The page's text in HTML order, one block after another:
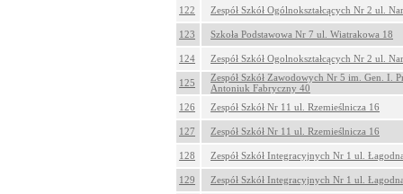
122 Zespół Szkół Ogólnokształcących Nr 2 ul.
123 Szkoła Podstawowa Nr 7 ul. Wiatrakowa 18
124 Zespół Szkół Ogolnokształcących Nr 2 ul.
125
Zespół Szkół Zawodowych Nr 5 im. Gen. I.
Antoniuk Fabryczny 40
126
Zespół Szkół Nr 11 ul. Rzemieślnicza 16
127 Zespół Szkół Nr 11 ul. Rzemieślnicza 16
128 Zespół Szkół Integracyjnych Nr 1 ul.
129 Zespół Szkół Integracyjnych Nr 1 ul.